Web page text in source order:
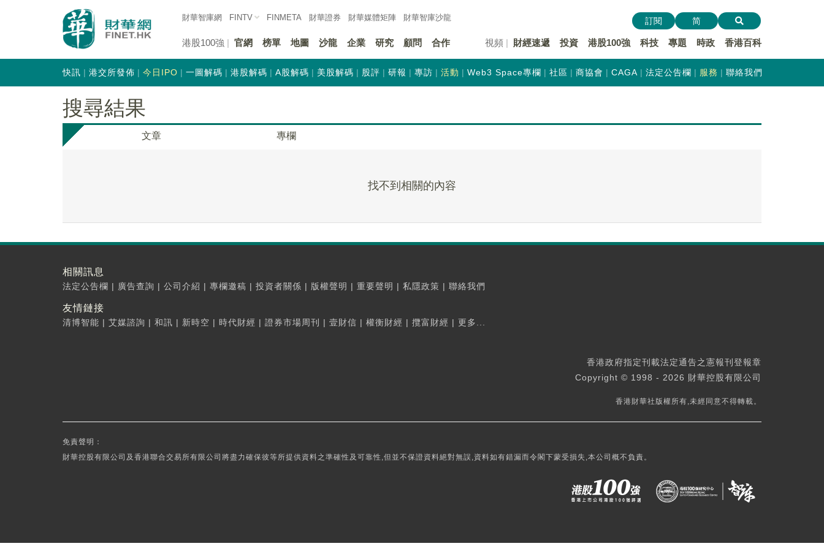
財華智庫網 FINTV FINMETA 財華證券 財華媒體矩陣 財華智庫沙龍
港股100強 官網 榜單 地圖 沙龍 企業 研究 顧問 合作 視頻 財經速遞 投資 港股100強 科技 專題 時政 香港百科
訂閱 简
快訊 港交所發佈 今日IPO 一圖解碼 港股解碼 A股解碼 美股解碼 股評 研報 專訪 活動 Web3 Space專欄 社區 商協會 CAGA 法定公告欄 服務 聯絡我們
搜尋結果
文章 專欄
找不到相關的內容
相關訊息
法定公告欄 | 廣告查詢 | 公司介紹 | 專欄邀稿 | 投資者關係 | 版權聲明 | 重要聲明 | 私隱政策 | 聯絡我們
友情鏈接
清博智能 | 艾媒諮詢 | 和訊 | 新時空 | 時代財經 | 證券市場周刊 | 壹財信 | 權衡財經 | 攬富財經 | 更多...
香港政府指定刊載法定通告之憲報刊登報章
Copyright © 1998 - 2026 財華控股有限公司
香港財華社版權所有,未經同意不得轉載。
免責聲明：
財華控股有限公司及香港聯合交易所有限公司將盡力確保彼等所提供資料之準確性及可靠性,但並不保證資料絕對無誤,資料如有錯漏而令閣下蒙受損失,本公司概不負責。